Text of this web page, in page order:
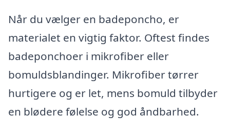
Når du vælger en badeponcho, er
materialet en vigtig faktor. Oftest findes
badeponchoer i mikrofiber eller
bomuldsblandinger. Mikrofiber tørrer
hurtigere og er let, mens bomuld tilbyder
en blødere følelse og god åndbarhed.